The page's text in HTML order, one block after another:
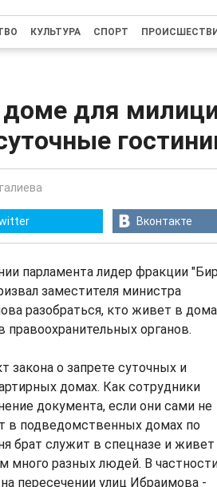
КУЛЬТУРА СПОРТ
для
Вконтакте
парламента лидер фракции "Бир
заместителя министра
разобраться, кто живет в
органов.
о запрете суточных и
домах. Как сотрудники
документа, если они сами не
в подведомственных домах по
брат служит в спецназе и живет
много разных людей. В
пересечении улиц Ибраимова -